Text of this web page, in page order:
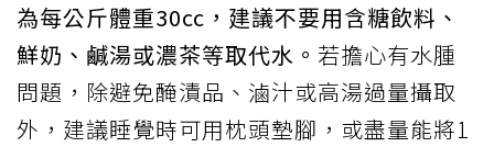
為每公斤體重30cc，建議不要用含糖飲料、
鮮奶、鹹湯或濃茶等取代水。 若擔心有水腫
問題，除避免醃漬品、滷汁或高湯過量攝取
外，建議睡覺時可用枕頭墊腳，或盡量能將1